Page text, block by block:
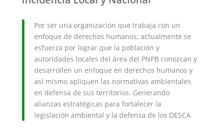
Por ser una organización que trabaja con un
enfoque de derechos humanos; actualmente se
esfuerza por lograr que la población y
autoridades locales del área del PNPB conozcan y
desarrollen un enfoque en derechos humanos y
así mismo apliquen las normativas ambientales
en defensa de sus territorios. Generando
alianzas estratégicas para fortalecer la
legislación ambiental y la defensa de los DESCA